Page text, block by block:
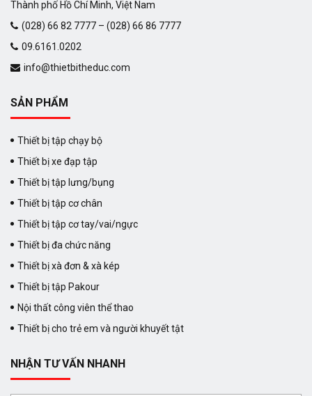
Thành phố Hồ Chí Minh, Việt Nam
(028) 66 82 7777 – (028) 66 86 7777
09.6161.0202
info@thietbitheduc.com
SẢN PHẨM
Thiết bị tập chạy bộ
Thiết bị xe đạp tập
Thiết bị tập lưng/bụng
Thiết bị tập cơ chân
Thiết bị tập cơ tay/vai/ngực
Thiết bị đa chức năng
Thiết bị xà đơn & xà kép
Thiết bị tập Pakour
Nội thất công viên thể thao
Thiết bị cho trẻ em và người khuyết tật
NHẬN TƯ VẤN NHANH